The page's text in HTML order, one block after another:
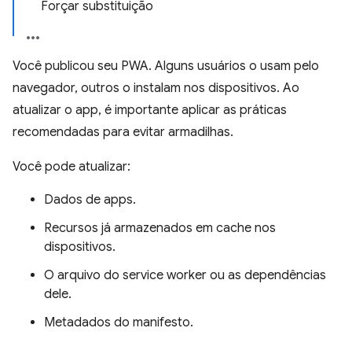
Forçar substituição
Você publicou seu PWA. Alguns usuários o usam pelo
navegador, outros o instalam nos dispositivos. Ao
atualizar o app, é importante aplicar as práticas
recomendadas para evitar armadilhas.
Você pode atualizar:
Dados de apps.
Recursos já armazenados em cache nos
dispositivos.
O arquivo do service worker ou as dependências
dele.
Metadados do manifesto.